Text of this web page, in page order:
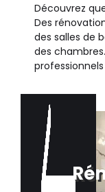
Découvrez
Des
des salles de
des
professionnels